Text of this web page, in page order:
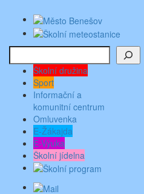
Hledat
Školní družina
Sport
Informační a
komunitní centrum
Omluvenka
E-Žákajda
E-Výuka
Školní jídelna